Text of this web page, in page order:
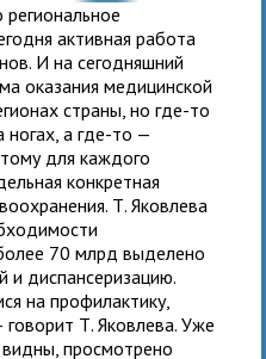
активная работа
И на сегодняшний
оказания медицинской
страны, но где-то
ногах, а где-то —
для каждого
конкретная
Т. Яковлева
70 млрд выделено
и диспансеризацию.
на профилактику,
Т. Яковлева. Уже
видны, просмотрено